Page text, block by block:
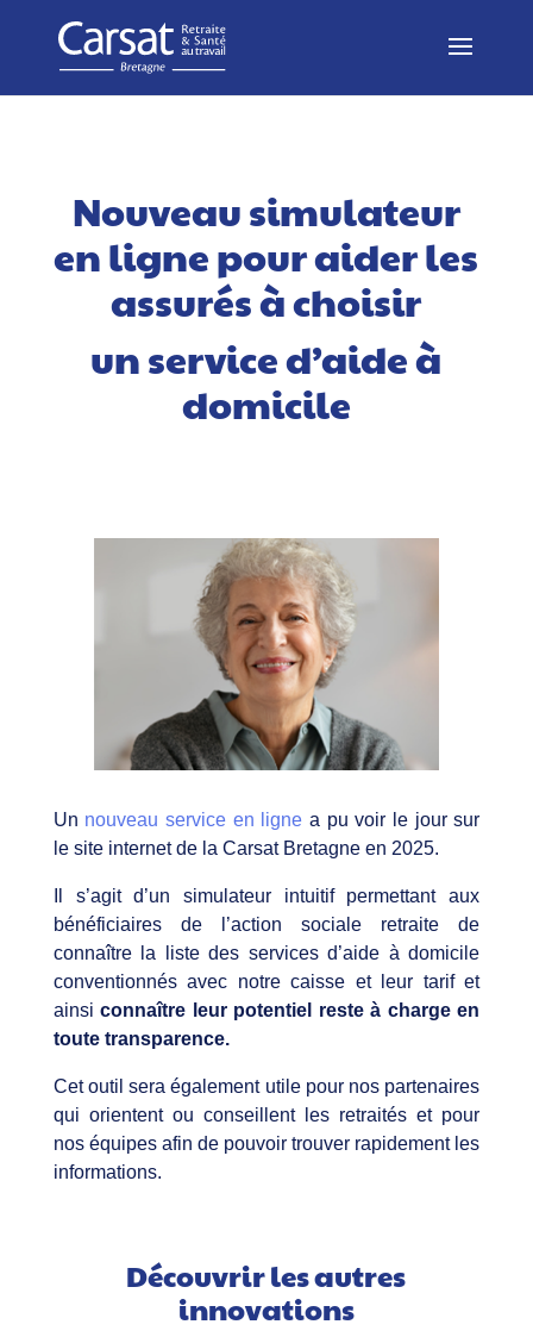
Nouveau simulateur
en ligne pour aider les
assurés à choisir
un service d’aide à
domicile
Un nouveau service en ligne a pu voir le jour sur
le site internet de la Carsat Bretagne en 2025. ​
Il s’agit d’un simulateur intuitif permettant aux
bénéficiaires de l’action sociale retraite de
connaître la liste des services d’aide à domicile
conventionnés avec notre caisse et leur tarif et
ainsiconnaître leur potentiel reste à charge en
toute transparence.​
Cet outil sera également utile pour nos partenaires
qui orientent ou conseillent les retraités et pour
nos équipes afin de pouvoir trouver rapidement les
informations.
Découvrir les autres
innovations